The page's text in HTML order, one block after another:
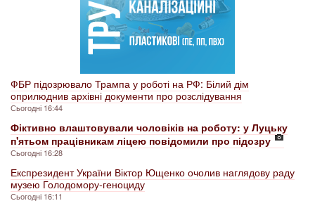
ФБР підозрювало Трампа у роботі на РФ: Білий дім
оприлюднив архівні документи про розслідування
Сьогодні 16:44
Фіктивно влаштовували чоловіків на роботу: у Луцьку
п'ятьом працівникам ліцею повідомили про підозру
Сьогодні 16:28
Експрезидент України Віктор Ющенко очолив наглядову раду
музею Голодомору-геноциду
Сьогодні 16:11